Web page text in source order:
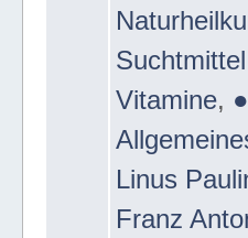
ULC ➦
Vitamine,
Linus